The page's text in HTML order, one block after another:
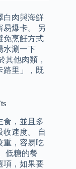
白肉與海鮮
易爆卡。 另
免烹飪方式
水涮一下
其他肉類，
路里」，既
食，並且多
收速度。 自
重，容易吃
低糖的餐
項，如果要